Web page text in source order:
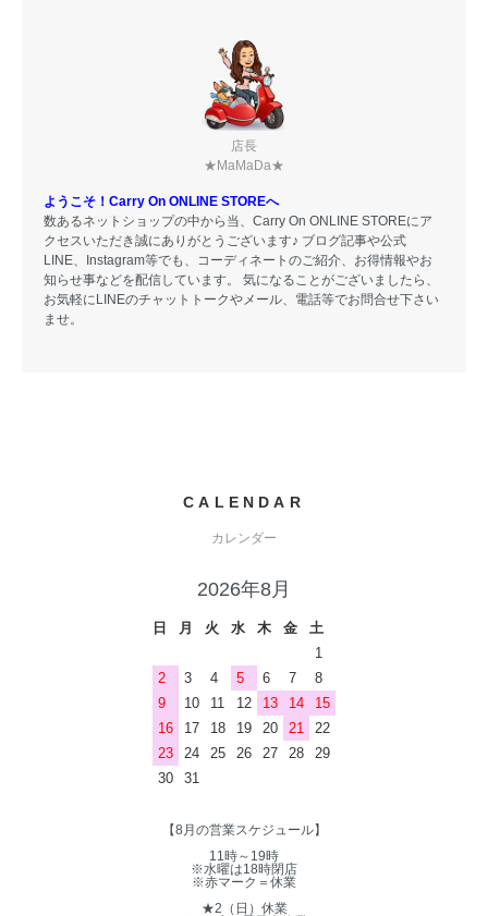
店長
★MaMaDa★
ようこそ！Carry On ONLINE STOREへ
数あるネットショップの中から当、Carry On ONLINE STOREにア
クセスいただき誠にありがとうございます♪ ブログ記事や公式
LINE、Instagram等でも、コーディネートのご紹介、お得情報やお
知らせ事などを配信しています。 気になることがございましたら、
お気軽にLINEのチャットトークやメール、電話等でお問合せ下さい
ませ。
CALENDAR
カレンダー
2026年8月
日 月 火 水 木 金
土
1
2
3 4 5 6 7
8
9
10 11 12 13 14
15
16
17 18 19 20 21
22
23
24 25 26 27 28
29
30
31
【8月の営業スケジュール】
11時～19時
※水曜は18時閉店
※赤マーク＝休業
★2（日）休業